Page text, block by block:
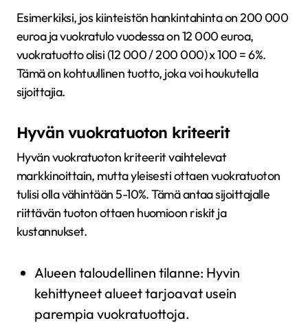
Esimerkiksi, jos kiinteistön hankintahinta on 200 000
euroa ja vuokratulo vuodessa on 12 000 euroa,
vuokratuotto olisi (12 000 / 200 000) x 100 = 6%.
Tämä on kohtuullinen tuotto, joka voi houkutella
sijoittajia.
Hyvän vuokratuoton kriteerit
Hyvän vuokratuoton kriteerit vaihtelevat
markkinoittain, mutta yleisesti ottaen vuokratuoton
tulisi olla vähintään 5-10%. Tämä antaa sijoittajalle
riittävän tuoton ottaen huomioon riskit ja
kustannukset.
Alueen taloudellinen tilanne: Hyvin
kehittyneet alueet tarjoavat usein
parempia vuokratuottoja.